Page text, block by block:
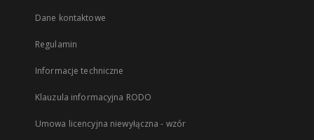
Dane kontaktowe
Regulamin
Informacje techniczne
Klauzula informacyjna RODO
Umowa licencyjna niewyłączna - wzór